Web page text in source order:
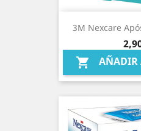
3M Nexcare
 AÑADIR